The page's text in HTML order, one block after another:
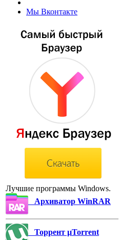
Мы Вконтакте
Лучшие программы Windows.
Архиватор WinRAR
Торрент µTorrent